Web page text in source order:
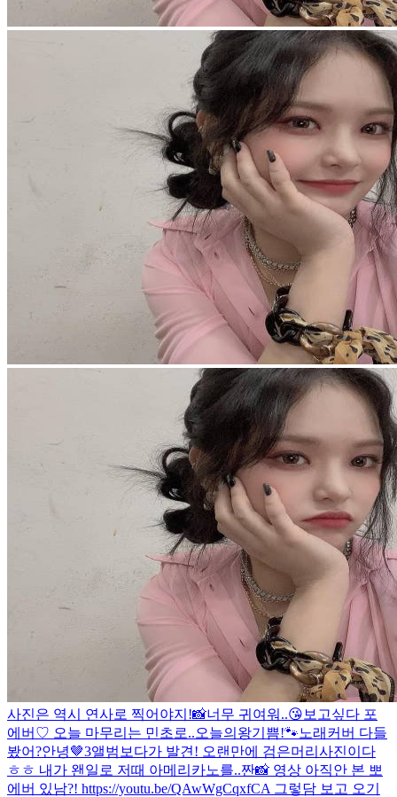
사진은 역시 연사로 찍어야지!📸너무 귀여워..😘 보고싶다 포
에버♡ 오늘 마무리는 민초로..오늘의왕기쁨!🐾노래커버 다들
봤어?안녕🤎3앨범보다가 발견! 오랜만에 검은머리사진이다
ㅎㅎ 내가 왠일로 저때 아메리카노를..짠📸 영상 아직안 본 뽀
에버 있남?! https://youtu.be/QAwWgCqxfCA 그렇담 보고 오기